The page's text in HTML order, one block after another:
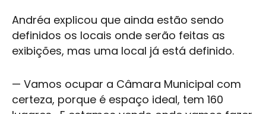
Andréa explicou que ainda estão sendo
definidos os locais onde serão feitas as
exibições, mas uma local já está definido.
— Vamos ocupar a Câmara Municipal com
certeza, porque é espaço ideal, tem 160